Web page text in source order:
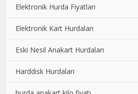
Elektronik Hurda Fiyatları
Elektronik Kart Hurdaları
Eski Nesil Anakart Hurdaları
Harddisk Hurdaları